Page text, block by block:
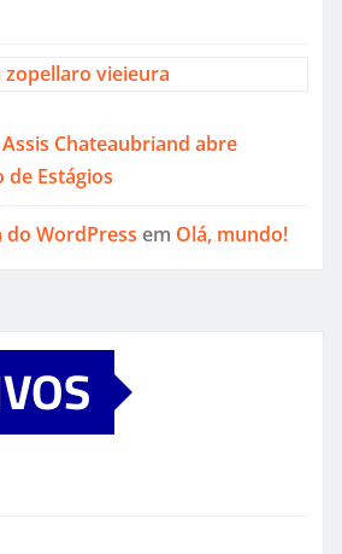
zopellaro vieieura
Chateaubriand abre
de Estágios
WordPress em Olá, mundo!